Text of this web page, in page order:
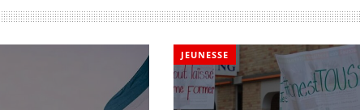
JEUNESSE